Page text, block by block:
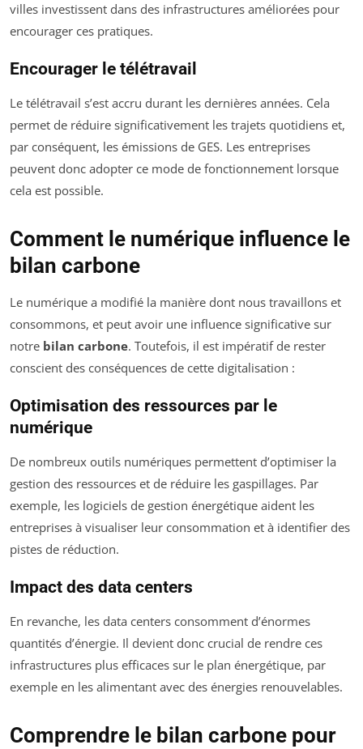
villes investissent dans des infrastructures améliorées pour
encourager ces pratiques.
Encourager le télétravail
Le télétravail s’est accru durant les dernières années. Cela
permet de réduire significativement les trajets quotidiens et,
par conséquent, les émissions de GES. Les entreprises
peuvent donc adopter ce mode de fonctionnement lorsque
cela est possible.
Comment le numérique influence le
bilan carbone
Le numérique a modifié la manière dont nous travaillons et
consommons, et peut avoir une influence significative sur
notre bilan carbone. Toutefois, il est impératif de rester
conscient des conséquences de cette digitalisation :
Optimisation des ressources par le
numérique
De nombreux outils numériques permettent d’optimiser la
gestion des ressources et de réduire les gaspillages. Par
exemple, les logiciels de gestion énergétique aident les
entreprises à visualiser leur consommation et à identifier des
pistes de réduction.
Impact des data centers
En revanche, les data centers consomment d’énormes
quantités d’énergie. Il devient donc crucial de rendre ces
infrastructures plus efficaces sur le plan énergétique, par
exemple en les alimentant avec des énergies renouvelables.
Comprendre le bilan carbone pour